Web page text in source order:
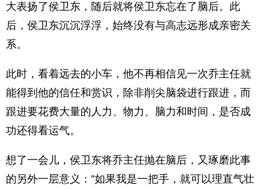
大表扬了侯卫东，随后就将侯卫东忘在了脑后。此
后，侯卫东沉沉浮浮，始终没有与高志远形成亲密关
系。
此时，看着远去的小车，他不再相信见一次乔主任就
能得到他的信任和赏识，除非削尖脑袋进行跟进，而
跟进要花费大量的人力、物力、脑力和时间，是否成
功还得看运气。
想了一会儿，侯卫东将乔主任抛在脑后，又琢磨此事
的另外一层意义：”如果我是一把手，就可以理直气壮